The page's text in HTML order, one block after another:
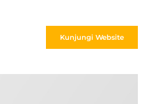
Kunjungi Website